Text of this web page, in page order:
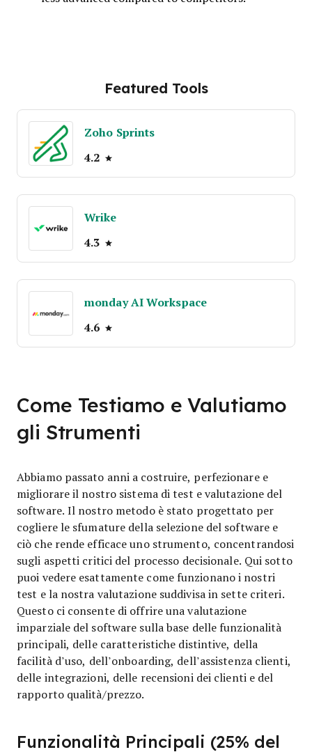
Featured Tools
Zoho Sprints
4.2
Wrike
4.3
monday AI Workspace
4.6
Come Testiamo e Valutiamo
gli Strumenti
Abbiamo passato anni a costruire, perfezionare e
migliorare il nostro sistema di test e valutazione del
software. Il nostro metodo è stato progettato per
cogliere le sfumature della selezione del software e
ciò che rende efficace uno strumento, concentrandosi
sugli aspetti critici del processo decisionale. Qui sotto
puoi vedere esattamente come funzionano i nostri
test e la nostra valutazione suddivisa in sette criteri.
Questo ci consente di offrire una valutazione
imparziale del software sulla base delle funzionalità
principali, delle caratteristiche distintive, della
facilità d’uso, dell’onboarding, dell’assistenza clienti,
delle integrazioni, delle recensioni dei clienti e del
rapporto qualità/prezzo.
Funzionalità Principali (25% del